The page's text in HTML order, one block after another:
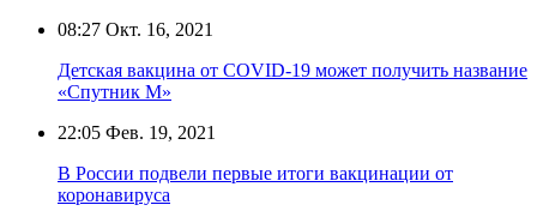
08:27 Окт. 16, 2021
Детская вакцина от COVID-19 может получить название
«Спутник М»
22:05 Фев. 19, 2021
В России подвели первые итоги вакцинации от
коронавируса